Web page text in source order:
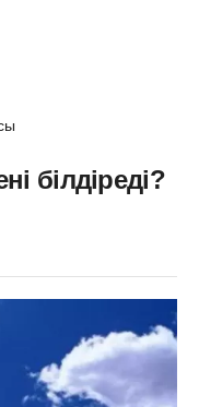
білдіреді?